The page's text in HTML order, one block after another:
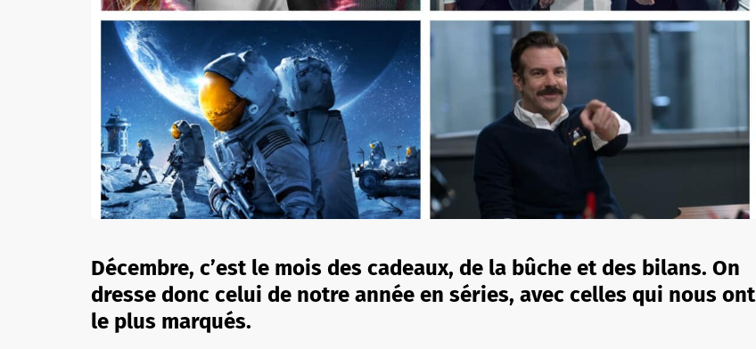
Décembre, c’est le mois des cadeaux, de la bûche et des bilans. On
dresse donc celui de notre année en séries, avec celles qui nous ont
le plus marqués.